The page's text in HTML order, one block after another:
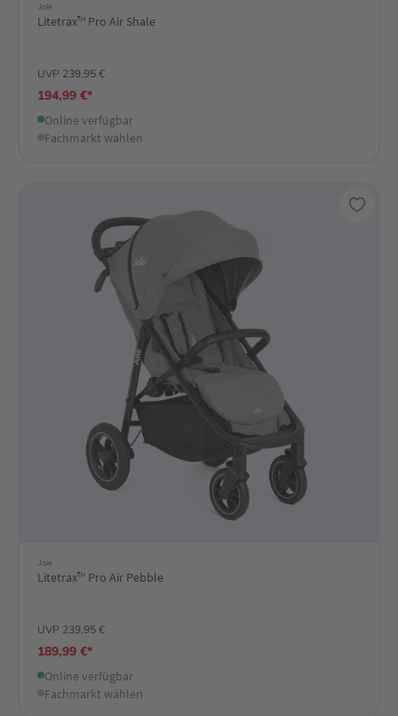
Joie
Litetrax™ Pro Air Shale
UVP 239,95 €
194,99 €*
Online verfügbar
Fachmarkt wählen
Joie
Litetrax™ Pro Air Pebble
UVP 239,95 €
189,99 €*
Online verfügbar
Fachmarkt wählen